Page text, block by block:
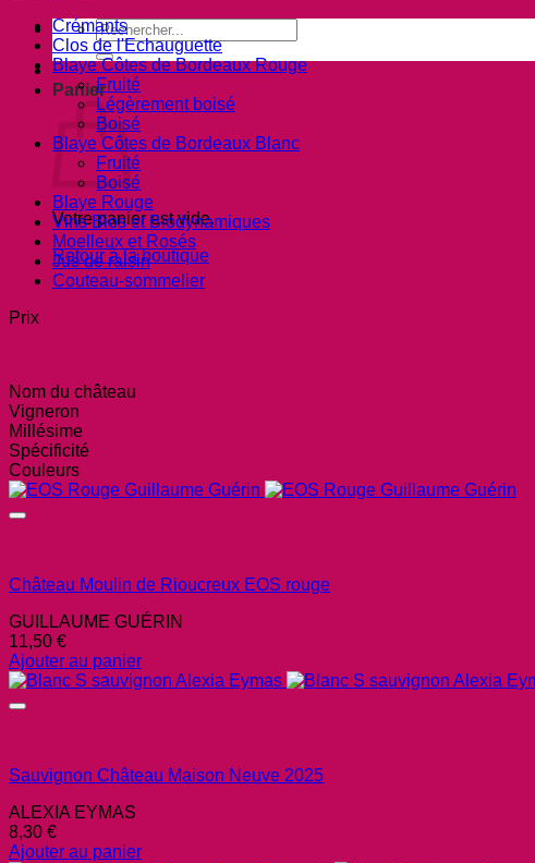
Recherche
pour :
Panier
Votre panier est vide.
Retour à la boutique
ancien
Crémants
Clos de l'Echauguette
Blaye Côtes de Bordeaux Rouge
Fruité
Légèrement boisé
Boisé
Blaye Côtes de Bordeaux Blanc
Fruité
Boisé
Blaye Rouge
Vins Bios et Biodynamiques
Moelleux et Rosés
Jus de raisin
Couteau-sommelier
Prix
Nom du château
Vigneron
Millésime
Spécificité
Couleurs
Château Moulin de Rioucreux EOS rouge
GUILLAUME GUÉRIN
11,50 €
Ajouter au panier
Sauvignon Château Maison Neuve 2025
ALEXIA EYMAS
8,30 €
Ajouter au panier